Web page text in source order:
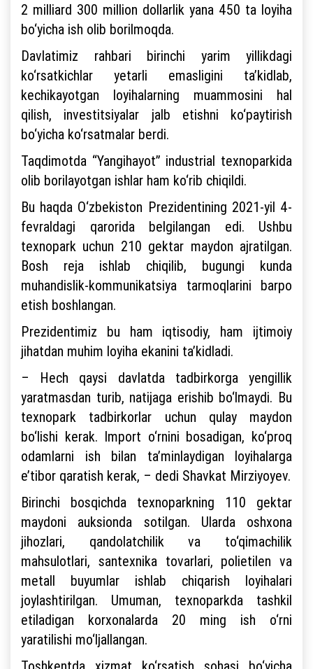
2 milliard 300 million dollarlik yana 450 ta loyiha
bo‘yicha ish olib borilmoqda.
Davlatimiz rahbari birinchi yarim yillikdagi
ko‘rsatkichlar yetarli emasligini ta’kidlab,
kechikayotgan loyihalarning muammosini hal
qilish, investitsiyalar jalb etishni ko‘paytirish
bo‘yicha ko‘rsatmalar berdi.
Taqdimotda “Yangihayot” industrial texnoparkida
olib borilayotgan ishlar ham ko‘rib chiqildi.
Bu haqda O‘zbekiston Prezidentining 2021-yil 4-
fevraldagi qarorida belgilangan edi. Ushbu
texnopark uchun 210 gektar maydon ajratilgan.
Bosh reja ishlab chiqilib, bugungi kunda
muhandislik-kommunikatsiya tarmoqlarini barpo
etish boshlangan.
Prezidentimiz bu ham iqtisodiy, ham ijtimoiy
jihatdan muhim loyiha ekanini ta’kidladi.
– Hech qaysi davlatda tadbirkorga yengillik
yaratmasdan turib, natijaga erishib bo‘lmaydi. Bu
texnopark tadbirkorlar uchun qulay maydon
bo‘lishi kerak. Import o‘rnini bosadigan, ko‘proq
odamlarni ish bilan ta’minlaydigan loyihalarga
e’tibor qaratish kerak, – dedi Shavkat Mirziyoyev.
Birinchi bosqichda texnoparkning 110 gektar
maydoni auksionda sotilgan. Ularda oshxona
jihozlari, qandolatchilik va to‘qimachilik
mahsulotlari, santexnika tovarlari, polietilen va
metall buyumlar ishlab chiqarish loyihalari
joylashtirilgan. Umuman, texnoparkda tashkil
etiladigan korxonalarda 20 ming ish o‘rni
yaratilishi mo‘ljallangan.